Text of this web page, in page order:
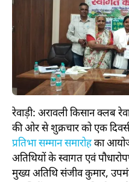
रेवाड़ी: अरावली किसान क्लब
की ओर से शुक्रचार को एक
प्रतिभा सम्मान समारोहका
अतिथियों के स्वागत एवं
मुख्य अतिथि संजीव कुमार,